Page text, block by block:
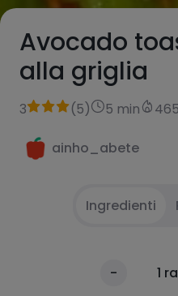
Avocado
alla griglia
3 (5) 5 min
ainho_abete
Ingredienti
- 1
Tagliare e
Tagliarlo a strisce